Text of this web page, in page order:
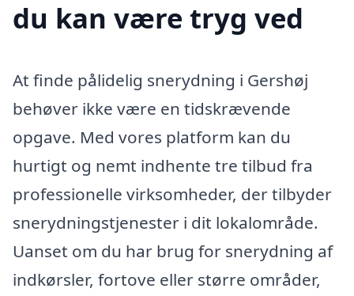
du kan være tryg ved
At finde pålidelig snerydning i Gershøj
behøver ikke være en tidskrævende
opgave. Med vores platform kan du
hurtigt og nemt indhente tre tilbud fra
professionelle virksomheder, der tilbyder
snerydningstjenester i dit lokalområde.
Uanset om du har brug for snerydning af
indkørsler, fortove eller større områder,